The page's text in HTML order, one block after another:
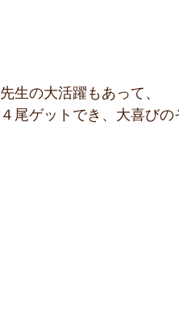
生の大活躍もあって、
尾ゲットでき、大喜び